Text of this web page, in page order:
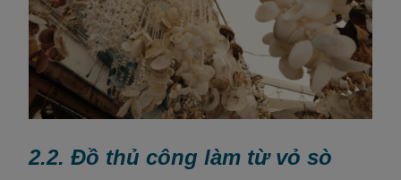
2.2. Đồ thủ công làm từ vỏ sò